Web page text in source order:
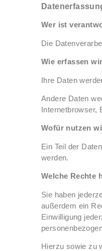
Wer ist
Die
Wie erfassen
Ihre Daten
Andere Daten
Internetbrowser,
Wofür nutzen
Ein Teil der
werden.
Welche Rechte
Sie haben
außerdem ein
Einwilligung
Hierzu sowie zu